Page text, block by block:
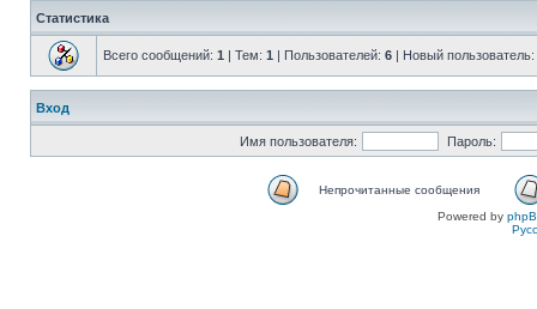
Статистика
Всего сообщений: 1 | Тем: 1 | Пользователей: 6 | Новый пользователь:
Вход
Имя пользователя: Пароль:
Непрочитанные сообщения
Powered by